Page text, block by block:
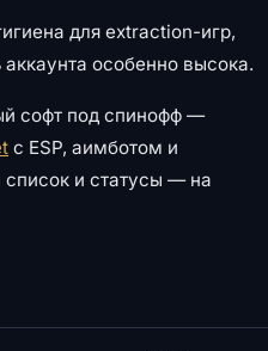
для extraction-игр,
аккаунта особенно высока.
софт под спинофф —
с ESP, аимботом и
и статусы — на